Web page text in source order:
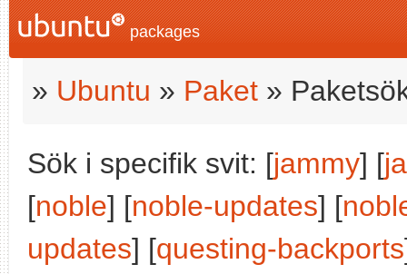
packages
» Ubuntu » Paket »
Sök i specifik svit: [jammy] [
[noble] [noble-updates] [
updates] [questing-backports